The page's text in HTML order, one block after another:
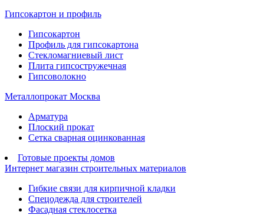
Гипсокартон и профиль
Гипсокартон
Профиль для гипсокартона
Стекломагниевый лист
Плита гипсостружечная
Гипсоволокно
Металлопрокат Москва
Арматура
Плоский прокат
Сетка сварная оцинкованная
Готовые проекты домов
Интернет магазин строительных материалов
Гибкие связи для кирпичной кладки
Спецодежда для строителей
Фасадная стеклосетка